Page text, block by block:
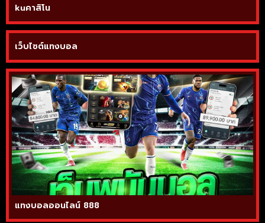
kuคาสิโน
เว็บไซต์แทงบอล
แทงบอลออนไลน์ 888